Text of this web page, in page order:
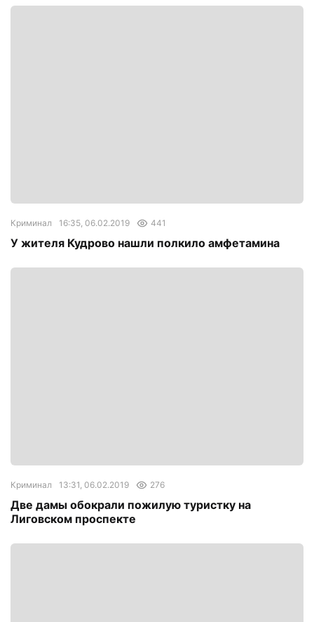
Криминал 16:35, 06.02.2019 441
У жителя Кудрово нашли полкило амфетамина
Криминал 13:31, 06.02.2019 276
Две дамы обокрали пожилую туристку на
Лиговском проспекте